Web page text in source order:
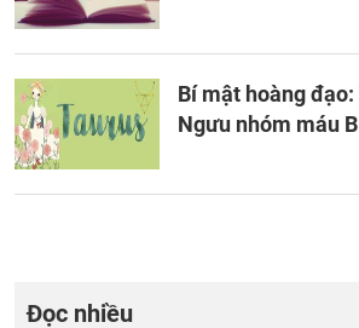
Bí mật hoàng
Ngưu nhóm máu B
Đọc nhiều